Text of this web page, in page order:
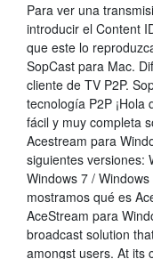
Para ver una
introducir el Content
que este lo
SopCast para Mac.
cliente de TV P2P.
tecnología P2P
fácil y muy completa
Acestream para
siguientes versiones:
Windows 7 /
mostramos qué es
AceStream para
broadcast solution
amongst users. At its